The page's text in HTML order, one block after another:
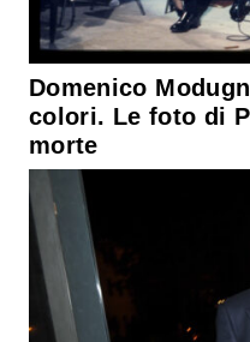
Domenico
colori. Le foto di
morte